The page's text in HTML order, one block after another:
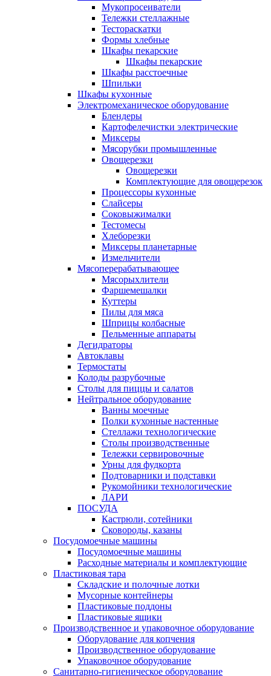
Мукопросеиватели
Тележки стеллажные
Тестораскатки
Формы хлебные
Шкафы пекарские
Шкафы пекарские
Шкафы расстоечные
Шпильки
Шкафы кухонные
Электромеханическое оборудование
Блендеры
Картофелечистки электрические
Миксеры
Мясорубки промышленные
Овощерезки
Овощерезки
Комплектующие для овощерезок
Процессоры кухонные
Слайсеры
Соковыжималки
Тестомесы
Хлеборезки
Миксеры планетарные
Измельчители
Мясоперерабатывающее
Мясорыхлители
Фаршемешалки
Куттеры
Пилы для мяса
Шприцы колбасные
Пельменные аппараты
Дегидраторы
Автоклавы
Термостаты
Колоды разрубочные
Столы для пиццы и салатов
Нейтральное оборудование
Ванны моечные
Полки кухонные настенные
Стеллажи технологические
Столы производственные
Тележки сервировочные
Урны для фудкорта
Подтоварники и подставки
Рукомойники технологические
ЛАРИ
ПОСУДА
Кастрюли, сотейники
Сковороды, казаны
Посудомоечные машины
Посудомоечные машины
Расходные материалы и комплектующие
Пластиковая тара
Складские и полочные лотки
Мусорные контейнеры
Пластиковые поддоны
Пластиковые ящики
Производственное и упаковочное оборудование
Оборудование для копчения
Производственное оборудование
Упаковочное оборудование
Санитарно-гигиеническое оборудование